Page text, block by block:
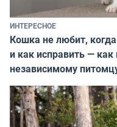
ИНТЕРЕСНОЕ
Кошка не любит,
и как исправить —
независимому